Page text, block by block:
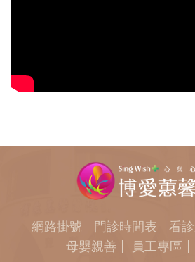
網路掛號 門診時間表 看
母嬰親善
員工專區